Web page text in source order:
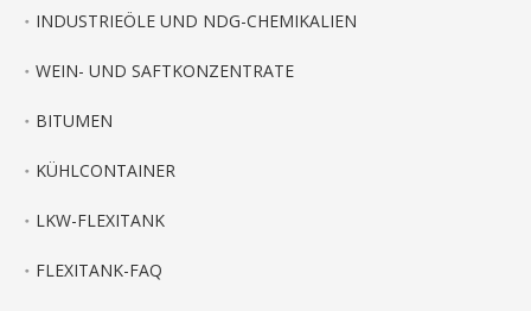
INDUSTRIEÖLE UND NDG-CHEMIKALIEN
WEIN- UND SAFTKONZENTRATE
BITUMEN
KÜHLCONTAINER
LKW-FLEXITANK
FLEXITANK-FAQ